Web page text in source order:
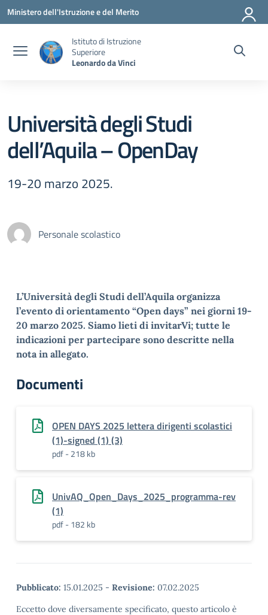
Vai ai contenuti
Vai al menu di navigazione
Vai al footer
Ministero dell'Istruzione e del Merito
Istituto di Istruzione
Superiore
Leonardo da Vinci
Università degli Studi
dell’Aquila – OpenDay
19-20 marzo 2025.
Personale scolastico
L’Università degli Studi dell’Aquila organizza
l’evento di orientamento “Open days” nei giorni 19-
20 marzo 2025. Siamo lieti di invitarVi; tutte le
indicazioni per partecipare sono descritte nella
nota in allegato.
Documenti
OPEN DAYS 2025 lettera dirigenti scolastici
(1)-signed (1) (3)
pdf - 218 kb
UnivAQ_Open_Days_2025_programma-rev
(1)
pdf - 182 kb
Pubblicato: 15.01.2025 - Revisione: 07.02.2025
Eccetto dove diversamente specificato, questo articolo è